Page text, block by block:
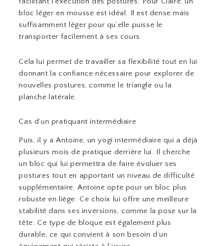
bloc léger en mousse est idéal. Il est dense mais
suffisamment léger pour qu’elle puisse le
transporter facilement à ses cours.
Cela lui permet de travailler sa flexibilité tout en lui
donnant la confiance nécessaire pour explorer de
nouvelles postures, comme le triangle ou la
planche latérale.
Cas d’un pratiquant intermédiaire
Puis, il y a Antoine, un yogi intermédiaire qui a déjà
plusieurs mois de pratique derrière lui. Il cherche
un bloc qui lui permettra de faire évoluer ses
postures tout en apportant un niveau de difficulté
supplémentaire. Antoine opte pour un bloc plus
robuste en liège. Ce choix lui offre une meilleure
stabilité dans ses inversions, comme la pose sur la
tête. Ce type de bloque est également plus
durable, ce qui convient à son besoin d’un